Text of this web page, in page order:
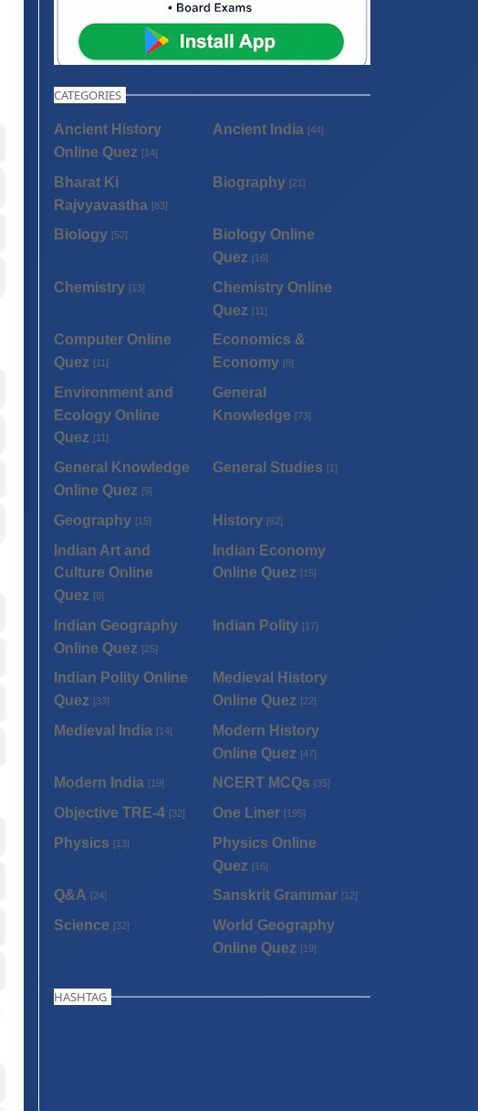
CATEGORIES
Ancient History
Online Quez [14]
Ancient India [44]
Bharat Ki
Rajvyavastha [83]
Biography [21]
Biology [52]
Biology Online
Quez [16]
Chemistry [13]
Chemistry Online
Quez [11]
Computer Online
Quez [11]
Economics &
Economy [8]
Environment and
Ecology Online
Quez [11]
General
Knowledge [73]
General Knowledge
Online Quez [9]
General Studies [1]
Geography [15] History [62]
Indian Art and
Culture Online
Quez [9]
Indian Economy
Online Quez [15]
Indian Geography
Online Quez [25]
Indian Polity [17]
Indian Polity Online
Quez [33]
Medieval History
Online Quez [22]
Medieval India [14]
Modern History
Online Quez [47]
Modern India [19] NCERT MCQs [35]
Objective TRE-4 [32] One Liner [195]
Physics [13]
Physics Online
Quez [16]
Q&A [24] Sanskrit Grammar [12]
Science [32]
World Geography
Online Quez [19]
HASHTAG